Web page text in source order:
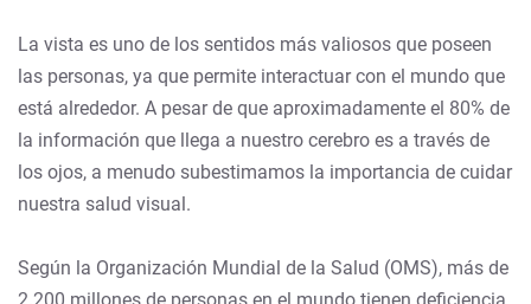
La vista es uno de los sentidos más valiosos que poseen
las personas, ya que permite interactuar con el mundo que
está alrededor. A pesar de que aproximadamente el 80% de
la información que llega a nuestro cerebro es a través de
los ojos, a menudo subestimamos la importancia de cuidar
nuestra salud visual.
Según la Organización Mundial de la Salud (OMS), más de